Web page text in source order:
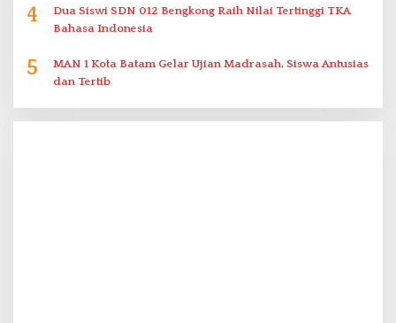
4
Dua Siswi SDN 012 Bengkong Raih Nilai Tertinggi TKA
Bahasa Indonesia
5
MAN 1 Kota Batam Gelar Ujian Madrasah, Siswa Antusias
dan Tertib